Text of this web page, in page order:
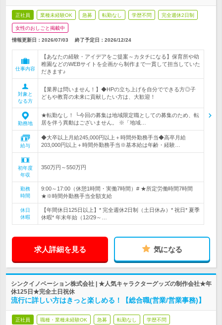
正社員 業種未経験OK 急募 転勤なし 学歴不問 完全週休2日制
女性のおしごと掲載中
情報更新日：2026/07/03 終了予定日： 2026/12/24
仕事内容
【あなたの経験・アイデアをご提案～カタチになる】保育所や幼
稚園などのWEBサイトを企画から制作まで一貫して担当していた
だきます♪
対象と
なる方
【業界は問いません！】◆HPの立ち上げを自分でできる方◎子
どもや教育の未来に貢献したい方は、大歓迎！
勤務地
★転勤なし！ └今回の募集は地域限定職としての募集のため、転
居を伴う異動はございません。 ※「地域…
給与
◆大卒以上月給245,000円以上＋時間外勤務手当◆高卒月給
203,000円以上＋時間外勤務手当※基本給は年齢・経験…
初年度
年収
350万円～550万円
勤務
時間
9:00～17:00（休憩1時間・実働7時間）# ★所定労働時間7時間
★※時間外勤務手当全額支給
休日
休暇
【年間休日125日以上】* 完全週休2日制（土日休み）* 祝日* 夏季
休暇* 年末年始（12/29～…
求人詳細を見る 気になる
シンクイノベーション株式会社 | ★人気キャラクターグッズの制作会社★年
休125日★完全土日祝休
流行に詳しい方はきっと楽しめる！【総合職(営業/営業事務)】
正社員 職種・業種未経験OK 急募 転勤なし 学歴不問